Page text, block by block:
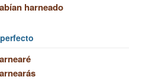
harneado